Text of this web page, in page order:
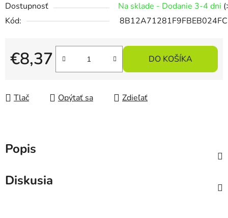
Dostupnosť Na sklade - Dodanie 3-4 dni
Kód:
€8,37
Jednotková cena:
DO KOŠÍKA
Tlač Opýtať sa Zdieľať
Popis
Diskusia